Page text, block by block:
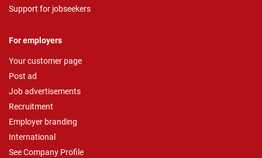
Support for jobseekers
For employers
Your customer page
Post ad
Job advertisements
Recruitment
Employer branding
International
See Company Profile